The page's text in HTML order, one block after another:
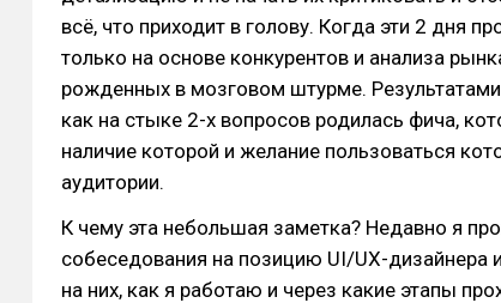
всё, что приходит в голову. Когда эти 2 дня
только на основе конкурентов и анализа
рожденных в мозговом штурме.
как на стыке 2-х вопросов родилась фича,
наличие которой и желание пользоваться
аудитории.
К чему эта небольшая заметка? Недавно я
собеседования на позицию UI/UX-дизайнера
на них, как я работаю и через какие этапы